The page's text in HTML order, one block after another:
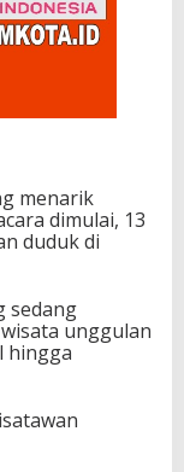
menarik
dimulai, 13
duduk di
sedang
unggulan
hingga